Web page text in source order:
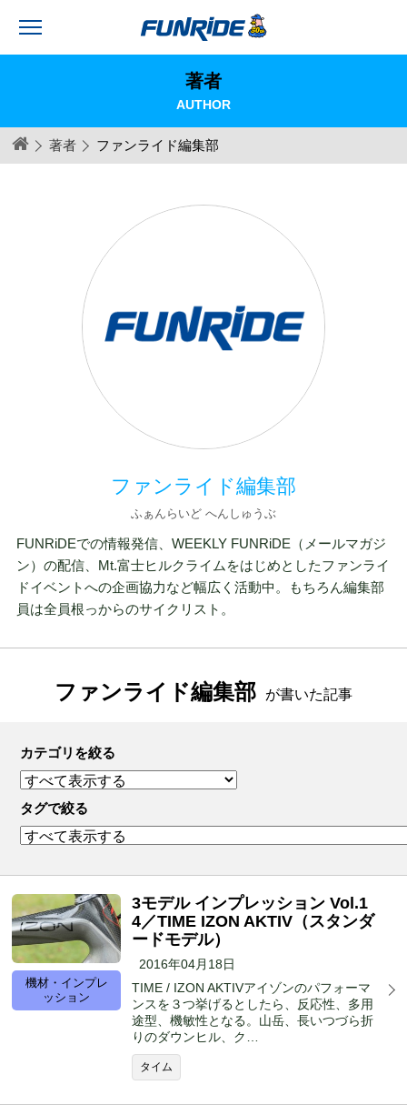
著者
AUTHOR
著者 ファンライド編集部
ファンライド編集部
ふぁんらいど へんしゅうぶ
FUNRiDEでの情報発信、WEEKLY FUNRiDE（メールマガジ
ン）の配信、Mt.富士ヒルクライムをはじめとしたファンライ
ドイベントへの企画協力など幅広く活動中。もちろん編集部
員は全員根っからのサイクリスト。
ファンライド編集部 が書いた記事
カテゴリを絞る
タグで絞る
機材・インプレ
ッション
3モデル インプレッション Vol.1
4／TIME IZON AKTIV（スタンダ
ードモデル）
2016年04月18日
TIME / IZON AKTIVアイゾンのパフォーマ
ンスを３つ挙げるとしたら、反応性、多用
途型、機敏性となる。山岳、長いつづら折
りのダウンヒル、ク…
タイム